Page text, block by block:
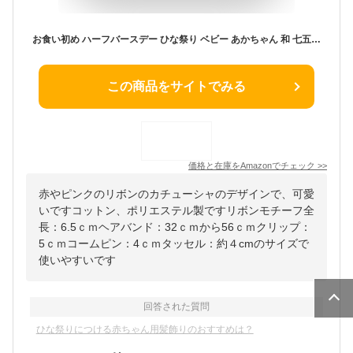
お食い初め ハーフバースデー ひな祭り ベビー あかちゃん 和 七五三 ヘアバンド 髪飾り 着物 袴 子供 浴衣 ベビー袴 キッズ 桜とminiリボンタッセル和飾り ひなまつり 出産祝 着物 衣装 100日祝い 赤 初節句 さくら (きなり桜, ベビーヘアバンド)
この商品をサイトでみる
価格と在庫をAmazonでチェック >>
赤やピンクのリボンのカチューシャのデザインで、可愛
いですコットン、ポリエステル製ですリボンモチーフ全
長：6.5ｃｍヘアバンド：32ｃｍから56ｃｍクリップ：
5ｃｍコームピン：4ｃｍタッセル：約４cmのサイズで
使いやすいです
回答された質問
ひな祭りにつける赤ちゃん用髪飾りのおすすめは？